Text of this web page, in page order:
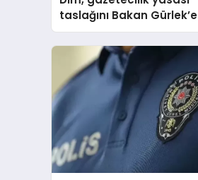
taslağını Bakan Gürlek’e
sundu